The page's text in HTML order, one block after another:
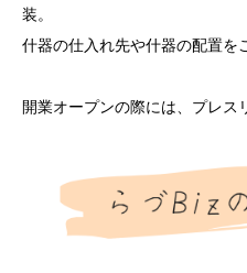
装。
什器の仕入れ先や什器の配置を
開業オープンの際には、プレス